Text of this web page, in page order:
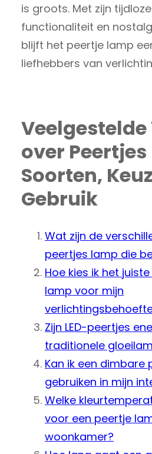
is groots. Met zijn
functionaliteit en
blijft het peertje lamp
liefhebbers van
over
Soorten,
Gebruik
Wat zijn de
peertjes lamp die
Hoe kies ik het
lamp voor mijn
Zijn LED-peertjes
traditionele
Kan ik een dimbare
gebruiken in mijn
Welke
voor een peertje
woonkamer?